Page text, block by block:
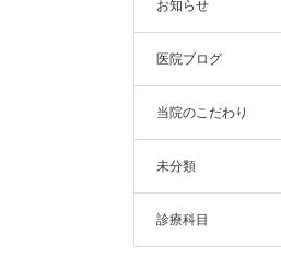
お知らせ
医院ブログ
当院のこだわり
未分類
診療科目